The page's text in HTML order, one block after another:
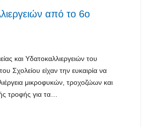
από το 6ο
και Υδατοκαλλιεργειών του
Σχολείου είχαν την ευκαιρία να
μικροφυκών, τροχοζώων και
τροφής για τα…